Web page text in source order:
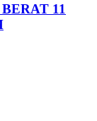
11